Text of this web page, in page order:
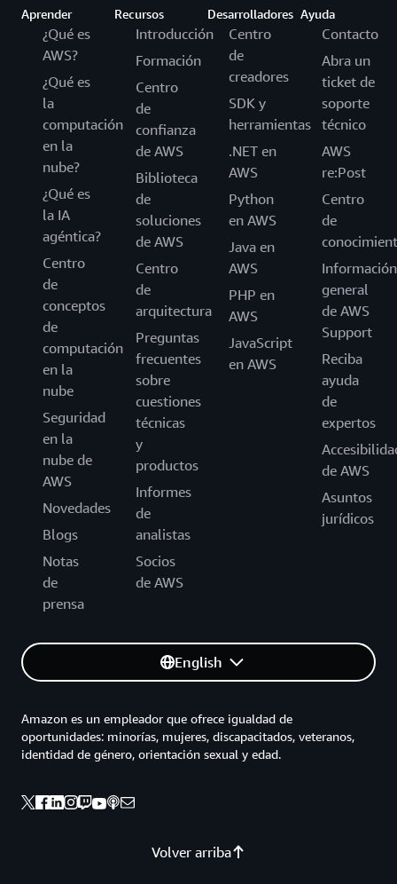
Aprender
¿Qué es
AWS?
¿Qué es
la
computación
en la
nube?
¿Qué es
la IA
agéntica?
Centro
de
conceptos
de
computación
en la
nube
Seguridad
en la
nube de
AWS
Novedades
Blogs
Notas
de
prensa
Recursos
Introducción
Formación
Centro
de
confianza
de AWS
Biblioteca
de
soluciones
de AWS
Centro
de
arquitectura
Preguntas
frecuentes
sobre
cuestiones
técnicas
y
productos
Informes
de
analistas
Socios
de AWS
Desarrolladores
Centro
de
creadores
SDK y
herramientas
.NET en
AWS
Python
en AWS
Java en
AWS
PHP en
AWS
JavaScript
en AWS
Ayuda
Contacto
Abra un
ticket de
soporte
técnico
AWS
re:Post
Centro
de
Información
general
de AWS
Support
Reciba
ayuda
de
expertos
de AWS
Asuntos
jurídicos
English
Volver arriba
Amazon es un empleador que ofrece igualdad de
oportunidades: minorías, mujeres, discapacitados, veteranos,
identidad de género, orientación sexual y edad.